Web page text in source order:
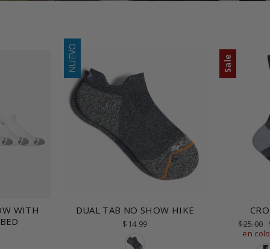
WITH
NUEVO
DUAL TAB NO SHOW HIKE
$14.99
Sale
Precio
habitual
$25.00
en